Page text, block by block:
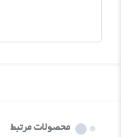
محصولات مرتبط